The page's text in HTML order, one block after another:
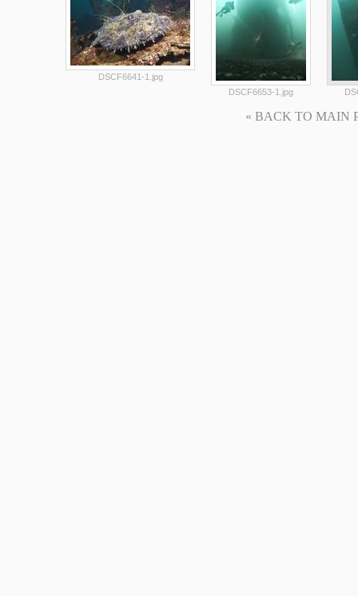
DSCF6641-1.jpg
DSCF6653-1.jpg
« BACK TO MAIN